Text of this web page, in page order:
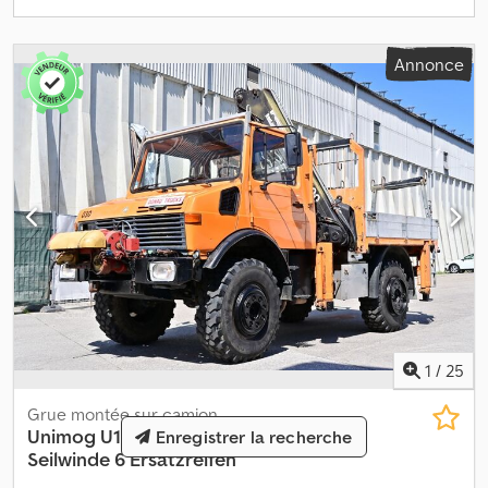
réservées. La description sert uniquement à l’identification
légal. La description conforme au contrat de vente fait foi. Notre
offre est en principe sans nouveau contrôle technique (TÜV). Si
une révision TÜV est souhaitée, nous pouvons vous faire une
offre via nos garages partenaires ! Le véhicule peut être équipé
de marquages publicitaires ou d’inscriptions. Nos conditions
générales de livraison et de paiement s’appliquent.
Annonce
1 / 25
Grue montée sur camion
Unimog U1650 Kran Hiab 100
Seilwinde 6 Ersatzreifen
Enregistrer la recherche